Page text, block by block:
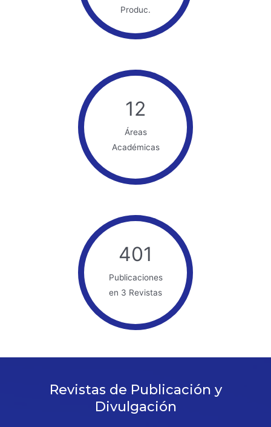
Produc.
12
Áreas
Académicas
401
Publicaciones
en 3 Revistas
Revistas de Publicación y
Divulgación